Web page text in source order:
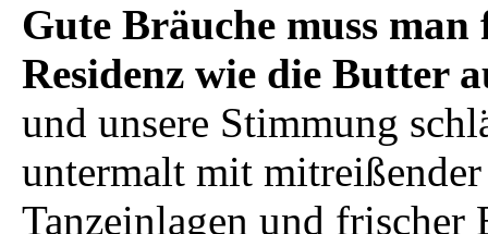
Gute Bräuche muss
Residenz wie die Butter
und unsere Stimmung
untermalt mit
Tanzeinlagen und frischer